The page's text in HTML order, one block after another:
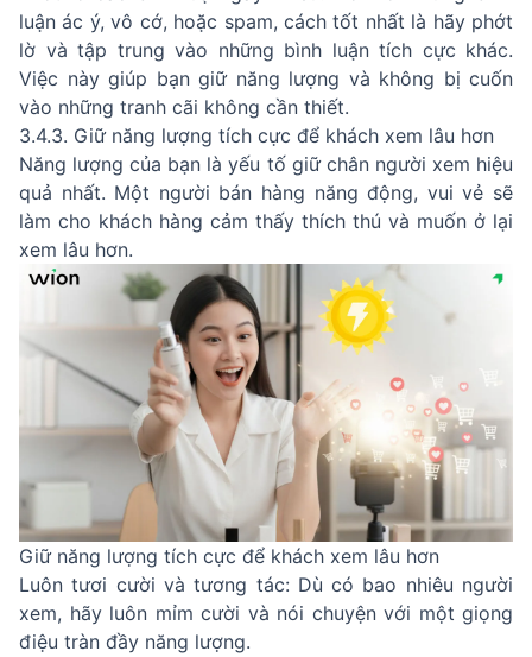
luận ác ý, vô cớ, hoặc spam, cách tốt nhất là hãy phớt
lờ và tập trung vào những bình luận tích cực khác.
Việc này giúp bạn giữ năng lượng và không bị cuốn
vào những tranh cãi không cần thiết.
3.4.3. Giữ năng lượng tích cực để khách xem lâu hơn
Năng lượng của bạn là yếu tố giữ chân người xem hiệu
quả nhất. Một người bán hàng năng động, vui vẻ sẽ
làm cho khách hàng cảm thấy thích thú và muốn ở lại
xem lâu hơn.
Giữ năng lượng tích cực để khách xem lâu hơn
Luôn tươi cười và tương tác: Dù có bao nhiêu người
xem, hãy luôn mỉm cười và nói chuyện với một giọng
điệu tràn đầy năng lượng.